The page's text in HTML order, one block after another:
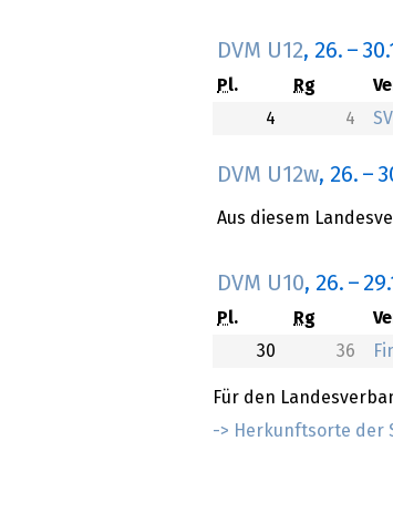
DVM U12, 26. –
Pl. Rg
4
4
DVM U12w, 26. –
Aus diesem
DVM U10, 26. –
Pl. Rg
30
36
Für den
-> Herkunftsorte der